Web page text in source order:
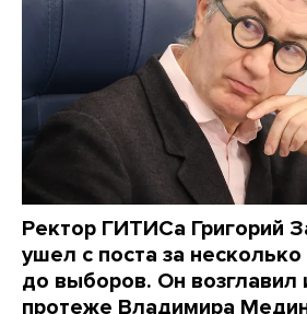
Ректор ГИТИСа Григорий
ушел с поста за
до выборов. Он возглавил
протеже Владимира